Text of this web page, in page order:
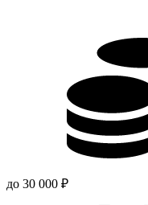
до 30 000 ₽